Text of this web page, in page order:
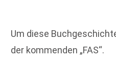
Um diese
der kommenden „FAS“.